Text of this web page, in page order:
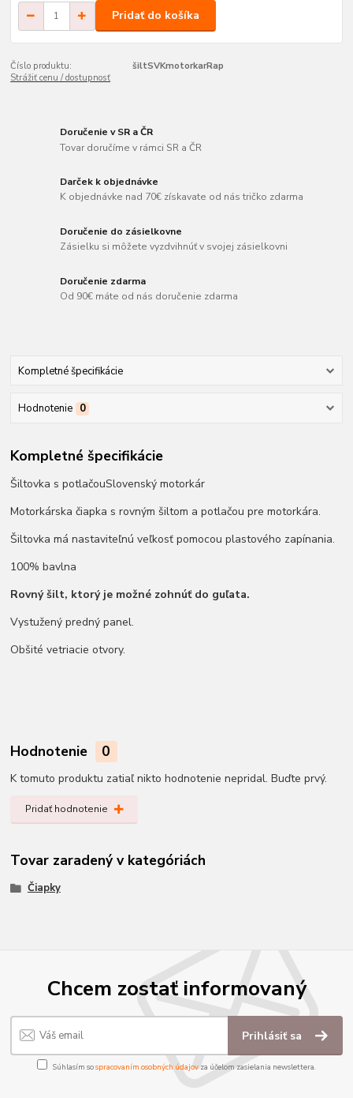
Pridať do košíka
Číslo produktu:
šiltSVKmotorkarRap
Strážiť cenu / dostupnosť
Doručenie v SR a ČR
Tovar doručíme v rámci SR a ČR
Darček k objednávke
K objednávke nad 70€ získavate od nás tričko zdarma
Doručenie do zásielkovne
Zásielku si môžete vyzdvihnúť v svojej zásielkovni
Doručenie zdarma
Od 90€ máte od nás doručenie zdarma
Kompletné špecifikácie
Hodnotenie 0
Kompletné špecifikácie
Šiltovka s potlačouSlovenský motorkár
Motorkárska čiapka s rovným šiltom a potlačou pre motorkára.
Šiltovka má nastaviteľnú veľkosť pomocou plastového zapínania.
100% bavlna
Rovný šilt, ktorý je možné zohnúť do guľata.
Vystužený predný panel.
Obšité vetriacie otvory.
Hodnotenie 0
K tomuto produktu zatiaľ nikto hodnotenie nepridal. Buďte prvý.
Pridať hodnotenie
Tovar zaradený v kategóriách
Čiapky
Chcem zostať informovaný
Prihlásiť sa
Súhlasím sospracovaním osobných údajov za účelom zasielania newslettera.